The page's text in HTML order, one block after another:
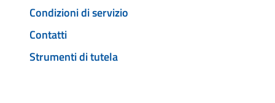
Condizioni di servizio
Contatti
Strumenti di tutela